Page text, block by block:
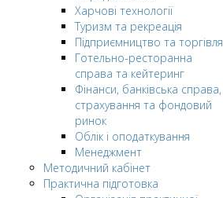
Харчові технології
Туризм та рекреація
Підприємництво та торгівля
Готельно-ресторанна
справа та кейтеринг
Фінанси, банківська справа,
страхування та фондовий
ринок
Облік і оподаткування
Менеджмент
Методичний кабінет
Практична підготовка